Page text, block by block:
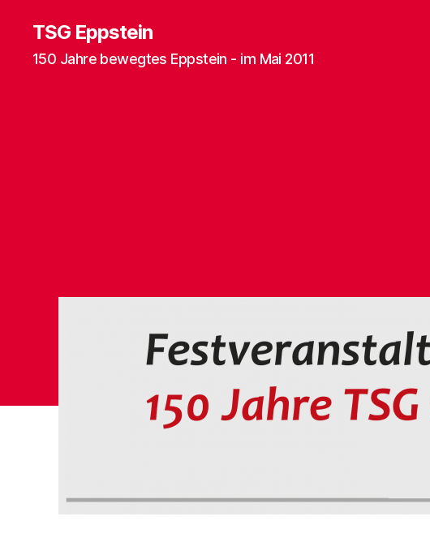
TSG Eppstein
150 Jahre bewegtes Eppstein - im Mai 2011